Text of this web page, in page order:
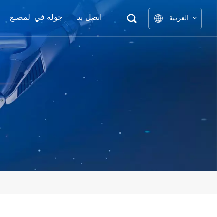
جولة في المصنع اتصل بنا العربية